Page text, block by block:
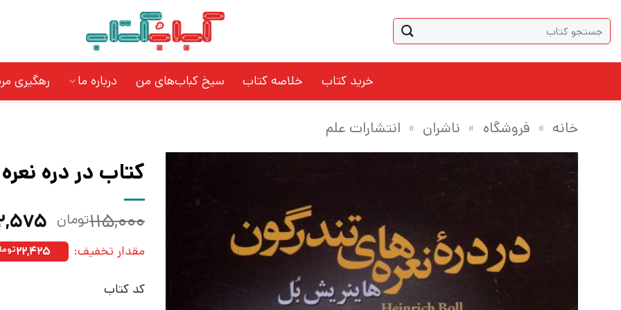
content
جستجو
برای:
خرید کتاب خلاصه کتاب سیخ کباب‌های من درباره ما رهگیری
خانه » فروشگاه » ناشران » انتشارات علم
کتاب در دره
۱۱۵,۰۰۰تومان قیمت
اصلی: مقدار تخفیف: ۲۲,۴۲۵
کد کتاب